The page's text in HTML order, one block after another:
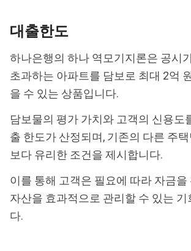
대출한도
하나은행의 하나 역모기지론은 공시
초과하는 아파트를 담보로 최대 2억
을 수 있는 상품입니다.
담보물의 평가 가치와 고객의 신용도
출 한도가 산정되며, 기존의 다른 주
보다 유리한 조건을 제시합니다.
이를 통해 고객은 필요에 따라 자금을
자산을 효과적으로 관리할 수 있는 기
다.